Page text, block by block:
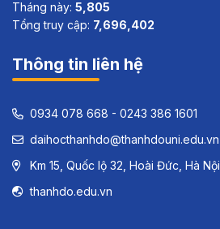
Tháng này: 5,805
Tổng truy cập: 7,696,402
Thông tin liên hệ
0934 078 668 - 0243 386 1601
daihocthanhdo@thanhdouni.edu.vn
Km 15, Quốc lộ 32, Hoài Đức, Hà Nội
thanhdo.edu.vn